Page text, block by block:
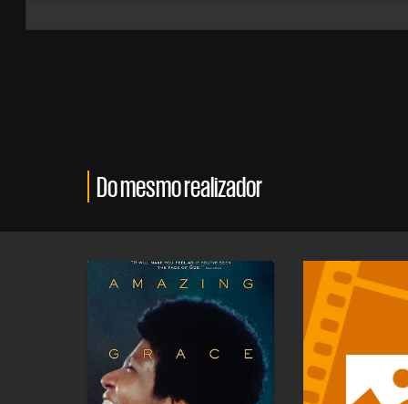
Do mesmo realizador